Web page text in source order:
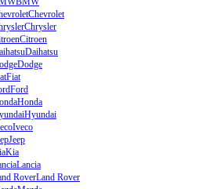
Chevrolet
Chrysler
Citroen
Daihatsu
Dodge
Fiat
Ford
Honda
Hyundai
Iveco
Jeep
Kia
Lancia
Land Rover